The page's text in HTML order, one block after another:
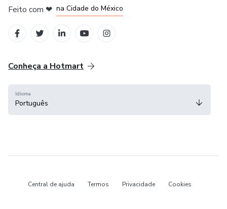
Feito com ❤ na Cidade do México
Conheça a Hotmart
Idioma
Português
Central de ajuda Termos Privacidade Cookies